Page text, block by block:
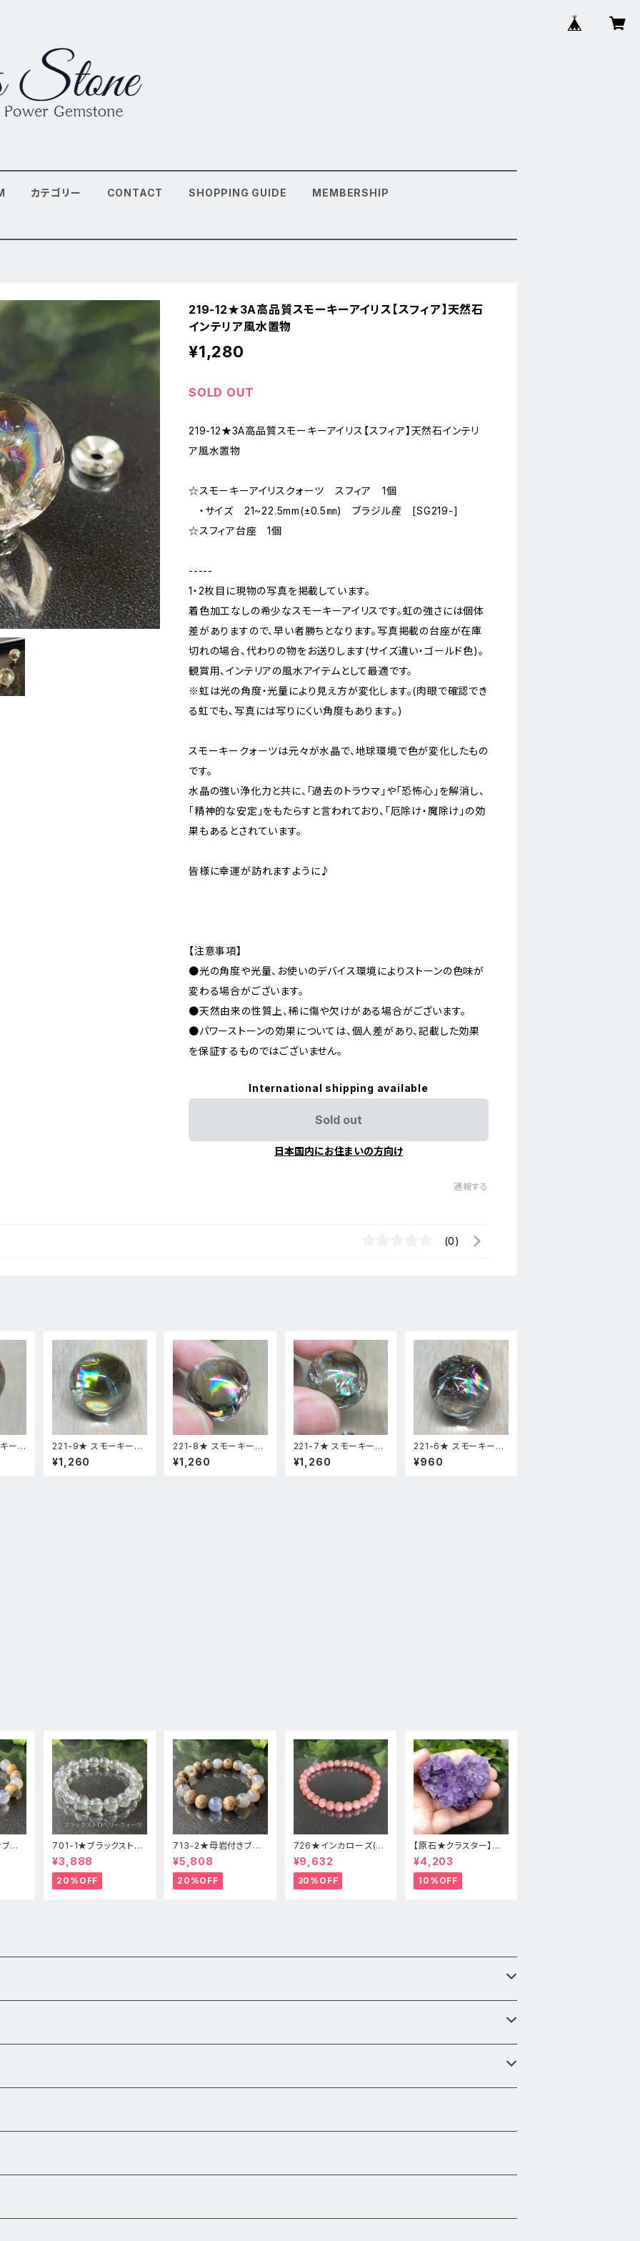
カテゴリー CONTACT SHOPPING GUIDE MEMBERSHIP
219-12★3A高品質スモーキーアイリス【スフィア】天然石
インテリア風水置物
¥1,280
SOLD OUT
219-12★3A高品質スモーキーアイリス【スフィア】天然石インテリ
ア風水置物
☆スモーキーアイリスクォーツ スフィア 1個
・サイズ 21~22.5mm(±0.5㎜) ブラジル産 [SG219-]
☆スフィア台座 1個
-----
1・2枚目に現物の写真を掲載しています。
着色加工なしの希少なスモーキーアイリスです。虹の強さには個体
差がありますので、早い者勝ちとなります。写真掲載の台座が在庫
切れの場合、代わりの物をお送りします(サイズ違い・ゴールド色)。
観賞用、インテリアの風水アイテムとして最適です。
※虹は光の角度・光量により見え方が変化します。(肉眼で確認でき
る虹でも、写真には写りにくい角度もあります。)
スモーキークォーツは元々が水晶で、地球環境で色が変化したもの
です。
水晶の強い浄化力と共に、「過去のトラウマ」や「恐怖心」を解消し、
「精神的な安定」をもたらすと言われており、「厄除け・魔除け」の効
果もあるとされています。
皆様に幸運が訪れますように♪
【注意事項】
●光の角度や光量、お使いのデバイス環境によりストーンの色味が
変わる場合がございます。
●天然由来の性質上、稀に傷や欠けがある場合がございます。
●パワーストーンの効果については、個人差があり、記載した効果
を保証するものではございません。
International shipping available
Sold out
日本国内にお住まいの方向け
通報する
(0)
ーア
221-9★ スモーキーア
イリス 台座付き スフィ
ア 天然石インテリア風
¥1,260
221-8★ スモーキーア
イリス 台座付き スフィ
ア 天然石インテリア風
¥1,260
221-7★ スモーキーア
イリス 台座付き スフィ
ア 天然石インテリア風
¥1,260
221-6★ スモーキーア
イリス 台座付き スフィ
ア 天然石インテリア風
¥960
ル
701-1★ブラックストロ
ベリークォーツ【高品
質】天然石ブレスレッパ
ワーストーン
¥3,888
20%OFF
713-2★母岩付きブル
ーカルセドニー【高品
質】天然石ブレスレット
パワーストーン
¥5,808
20%OFF
726★インカローズ(ロ
ードクロサイト)★天然
石ブレスレット新品
¥9,632
30%OFF
【原石★クラスター】アメ
ジスト★ハート形★cp-
071天然石パワーストー
ン★インテリア置物
¥4,203
10%OFF